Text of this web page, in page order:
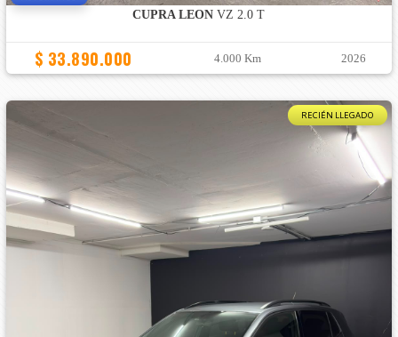
CUPRA LEON VZ 2.0 T
$ 33.890.000 4.000 Km 2026
RECIÉN LLEGADO